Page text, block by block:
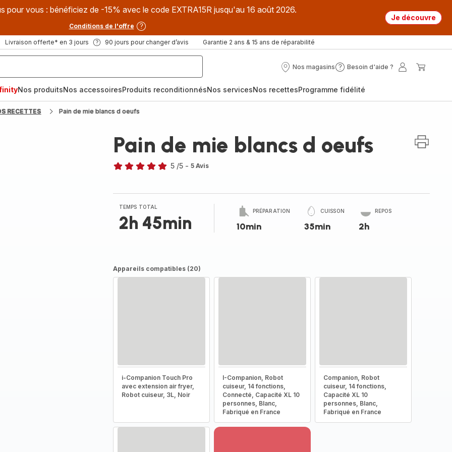
pour vous : bénéficiez de -15% avec le code EXTRA15R jusqu'au 16 août 2026.
Conditions de l'offre
Je découvre
Livraison offerte* en 3 jours 90 jours pour changer d’avis Garantie 2 ans & 15 ans de réparabilité
Nos magasins
Nos
Besoin d'aide ?
Besoin
?
Mon
Nos produitsNos accessoiresProduits reconditionnésNos servicesNos recettesProgramme fidélité
RECETTES Pain de mie blancs d oeufs
Pain de mie blancs d oeufs
étoiles
(moyenne)
5 /5 - 5 Avis
TEMPS TOTAL
2h 45min
PRÉPARATION
10min
CUISSON
35min
REPOS
2h
Appareils compatibles (20)
i-Companion Touch Pro
avec extension air fryer,
Robot cuiseur, 3L, Noir
I-Companion, Robot
cuiseur, 14 fonctions,
Connecté, Capacité XL 10
personnes, Blanc,
Fabriqué en France
Companion, Robot
cuiseur, 14 fonctions,
Capacité XL 10
personnes, Blanc,
Fabriqué en France